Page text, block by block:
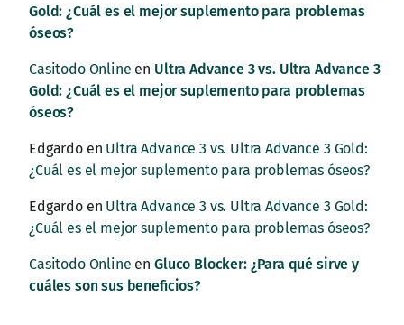
Gold: ¿Cuál es el mejor suplemento para problemas
óseos?
Casitodo Online en Ultra Advance 3 vs. Ultra Advance 3
Gold: ¿Cuál es el mejor suplemento para problemas
óseos?
Edgardoen Ultra Advance 3 vs. Ultra Advance 3 Gold:
¿Cuál es el mejor suplemento para problemas óseos?
Edgardoen Ultra Advance 3 vs. Ultra Advance 3 Gold:
¿Cuál es el mejor suplemento para problemas óseos?
Casitodo Online en Gluco Blocker: ¿Para qué sirve y
cuáles son sus beneficios?